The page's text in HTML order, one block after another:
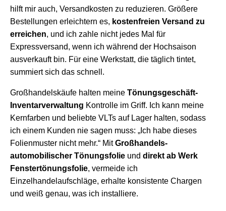
hilft mir auch, Versandkosten zu reduzieren. Größere
Bestellungen erleichtern es, kostenfreien Versand zu
erreichen, und ich zahle nicht jedes Mal für
Expressversand, wenn ich während der Hochsaison
ausverkauft bin. Für eine Werkstatt, die täglich tintet,
summiert sich das schnell.
Großhandelskäufe halten meine Tönungsgeschäft-
Inventarverwaltung Kontrolle im Griff. Ich kann meine
Kernfarben und beliebte VLTs auf Lager halten, sodass
ich einem Kunden nie sagen muss: „Ich habe dieses
Folienmuster nicht mehr.“ MitGroßhandels-
automobilischer Tönungsfolie und direkt ab Werk
Fenstertönungsfolie, vermeide ich
Einzelhandelaufschläge, erhalte konsistente Chargen
und weiß genau, was ich installiere.